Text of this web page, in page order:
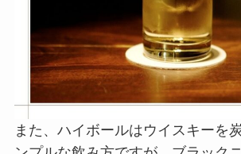
また、ハイボールはウイスキーを